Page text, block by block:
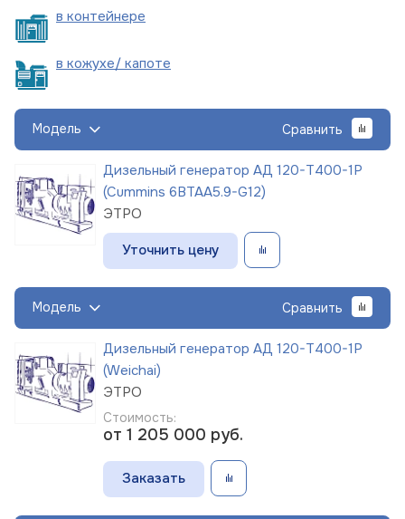
в контейнере
в кожухе/ капоте
Модель Сравнить
Дизельный генератор АД 120-Т400-1Р
(Cummins 6BTAA5.9-G12)
ЭТРО
Уточнить цену
Модель Сравнить
Дизельный генератор АД 120-Т400-1Р
(Weichai)
ЭТРО
Стоимость:
от 1 205 000 руб.
Заказать